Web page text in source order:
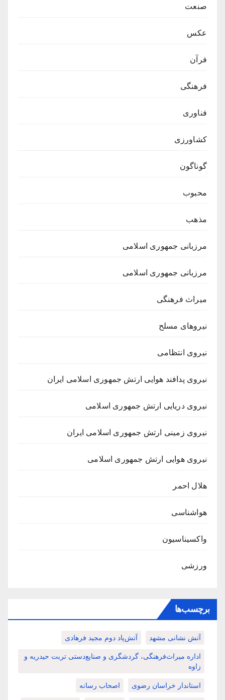
صنعت
عکس
فرآن
فرهنگی
فناوری
کشاورزی
گوناگون
محبوب
مذهب
مرزبانی جمهوری اسلامی
مرزبانی جمهوری اسلامی
میراث فرهنگی
نیروهای مسلح
نیروی انتظامی
نیروی پدافند هوایی ارتش جمهوری اسلامی ایران
نیروی دریایی ارتش جمهوری اسلامی
نیروی زمینی ارتش جمهوری اسلامی ایران
نیروی هوایی ارتش جمهوری اسلامی
هلال احمر
هواشناسی
واکسیناسیون
ورزشی
برچسب‌ها
آتش نشانی مشهد آتش‌پاد دوم مجید فرهادی
اداره میراث‌فرهنگی، گردشگری و صنایع‌دستی تربت حیدریه و
زاوه
استاندار خراسان رضوی اصحاب رسانه